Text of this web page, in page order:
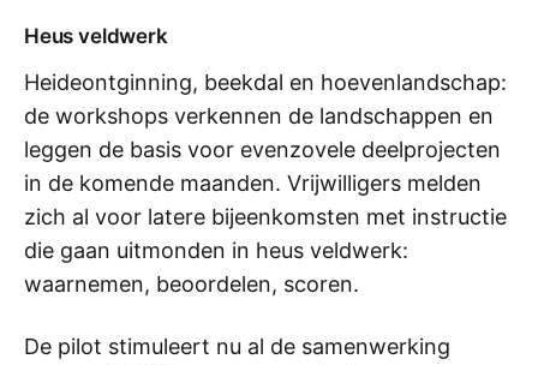
Heus veldwerk
Heideontginning, beekdal en hoevenlandschap:
de workshops verkennen de landschappen en
leggen de basis voor evenzovele deelprojecten
in de komende maanden. Vrijwilligers melden
zich al voor latere bijeenkomsten met instructie
die gaan uitmonden in heus veldwerk:
waarnemen, beoordelen, scoren.
De pilot stimuleert nu al de samenwerking